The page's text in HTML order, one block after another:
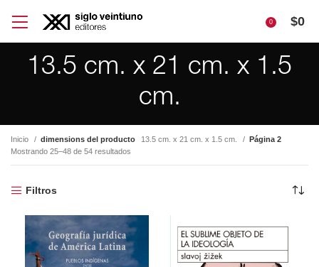
0 $0
13.5 cm. x 21 cm. x 1.5
cm.
Inicio dimensions del producto 13.5 cm. x 21 cm. x 1.5 cm.
Página 2
Mostrando 25–48 de 54 resultados
Filtros